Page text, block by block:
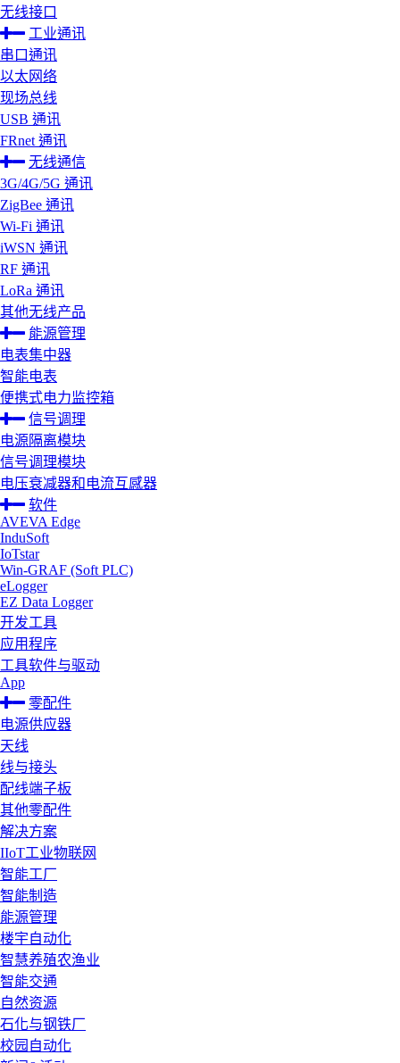
无线接口
工业通讯
串口通讯
以太网络
现场总线
USB 通讯
FRnet 通讯
无线通信
3G/4G/5G 通讯
ZigBee 通讯
Wi-Fi 通讯
iWSN 通讯
RF 通讯
LoRa 通讯
其他无线产品
能源管理
电表集中器
智能电表
便携式电力监控箱
信号调理
电源隔离模块
信号调理模块
电压衰减器和电流互感器
软件
AVEVA Edge
InduSoft
IoTstar
Win-GRAF (Soft PLC)
eLogger
EZ Data Logger
开发工具
应用程序
工具软件与驱动
App
零配件
电源供应器
天线
线与接头
配线端子板
其他零配件
解决方案
IIoT工业物联网
智能工厂
智能制造
能源管理
楼宇自动化
智慧养殖农渔业
智能交通
自然资源
石化与钢铁厂
校园自动化